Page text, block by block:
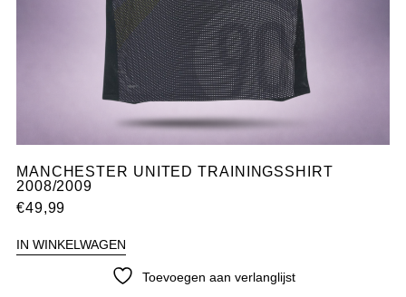
MANCHESTER UNITED TRAININGSSHIRT
2008/2009
€49,99
IN WINKELWAGEN
Toevoegen aan verlanglijst